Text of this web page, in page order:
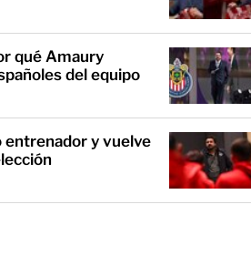
qué Amaury
del equipo
entrenador y vuelve